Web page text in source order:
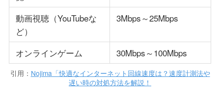
動画視聴（YouTubeな
ど）
3Mbps～25Mbps
オンラインゲーム 30Mbps～100Mbps
引用： Nojima「快適なインターネット回線速度は？速度計測法や
遅い時の対処方法を解説！